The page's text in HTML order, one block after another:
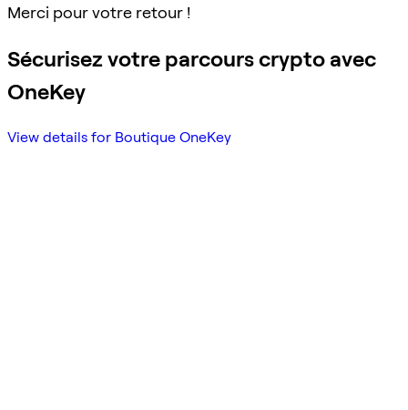
Merci pour votre retour !
Sécurisez votre parcours crypto avec
OneKey
View details for Boutique OneKey